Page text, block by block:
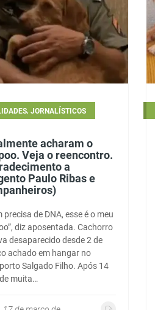
, JORNALÍSTICOS
acharam o
Veja o reencontro.
a
Paulo Ribas e
precisa de DNA, esse é o meu
diz aposentada. Cachorro
desaparecido desde 2 de
achado em hangar no
Salgado Filho. Após 14
muita…